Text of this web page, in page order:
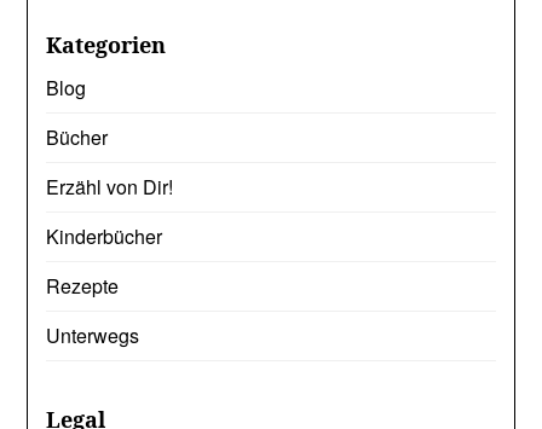
Kategorien
Blog
Bücher
Erzähl von Dir!
Kinderbücher
Rezepte
Unterwegs
Legal